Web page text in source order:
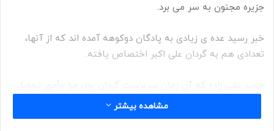
جزیره مجنون به سر می برد.
خبر رسید عده ی زیادی به پادگان دوکوهه آمده اند که از آنها،
تعدادی هم به گردان علی اکبر اختصاص یافته.
مشاهده بیشتر